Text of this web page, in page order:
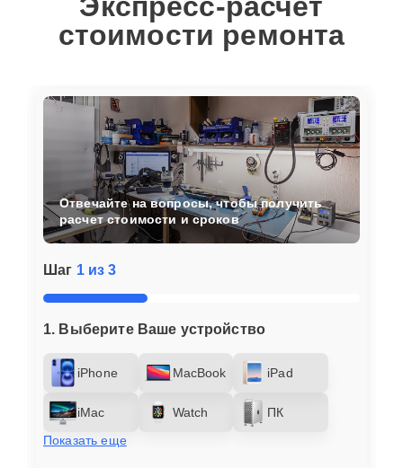
стоимости ремонта
Шаг 1 из 3
1. Выберите Ваше устройство
iPhone MacBook iPad
iMac Watch
ПК
Показать еще
Отвечайте на вопросы, чтобы получить
расчет стоимости и сроков